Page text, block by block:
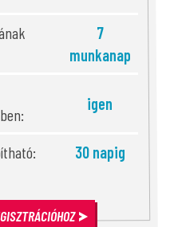
7
munkanap
igen
30 napig